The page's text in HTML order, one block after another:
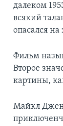
далеком
всякий
опасался
Фильм
Второе
картины,
Майкл